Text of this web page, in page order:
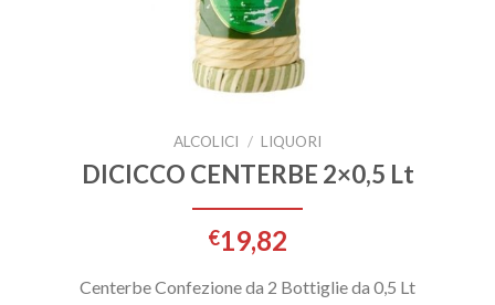
ALCOLICI / LIQUORI
DICICCO CENTERBE 2×0,5 Lt
€19,82
Centerbe Confezione da 2 Bottiglie da 0,5 Lt